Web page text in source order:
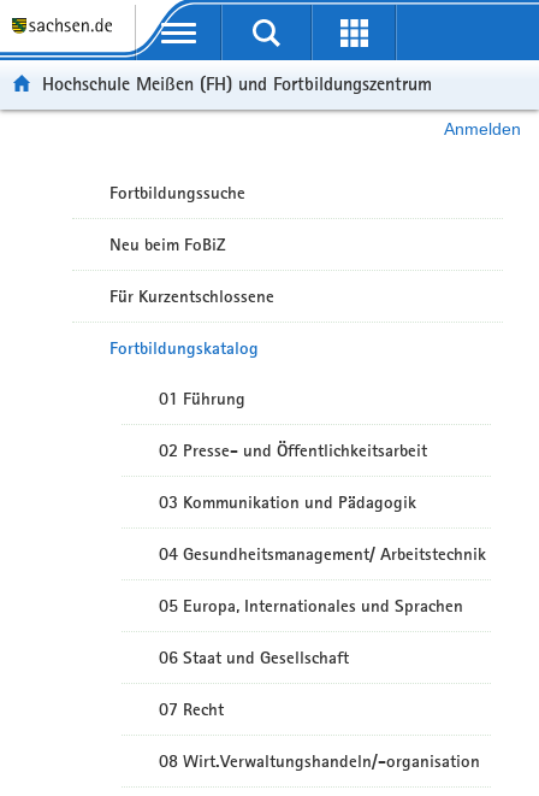
Portalübergreifende Navigation
Hochschule Meißen (FH) und Fortbildungszentrum
Anmelden
Fortbildungssuche
Neu beim FoBiZ
Für Kurzentschlossene
Fortbildungskatalog
01 Führung
02 Presse- und Öffentlichkeitsarbeit
03 Kommunikation und Pädagogik
04 Gesundheitsmanagement/ Arbeitstechnik
05 Europa, Internationales und Sprachen
06 Staat und Gesellschaft
07 Recht
08 Wirt.Verwaltungshandeln/-organisation